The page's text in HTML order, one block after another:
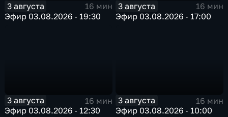
3 августа
16 мин
Эфир 03.08.2026 · 19:30
3 августа
16 мин
Эфир 03.08.2026 · 17:00
3 августа
16 мин
Эфир 03.08.2026 · 12:30
3 августа
16 мин
Эфир 03.08.2026 · 10:00